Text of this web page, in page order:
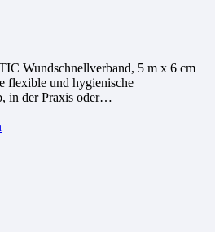
Wundschnellverband, 5 m x 6 cm
flexible und hygienische
in der Praxis oder…